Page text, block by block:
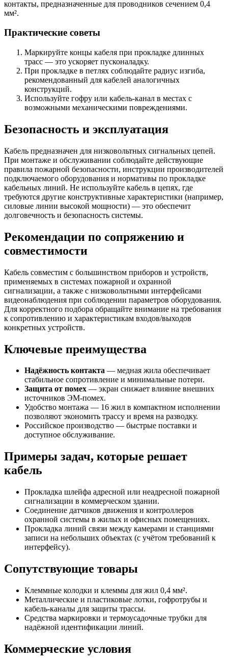
контакты, предназначенные для проводников сечением 0,4
мм².
Практические советы
Маркируйте концы кабеля при прокладке длинных
трасс — это ускоряет пусконаладку.
При прокладке в петлях соблюдайте радиус изгиба,
рекомендованный для кабелей аналогичных
конструкций.
Используйте гофру или кабель-канал в местах с
возможными механическими повреждениями.
Безопасность и эксплуатация
Кабель предназначен для низковольтных сигнальных цепей.
При монтаже и обслуживании соблюдайте действующие
правила пожарной безопасности, инструкции производителей
подключаемого оборудования и нормативы по прокладке
кабельных линий. Не используйте кабель в цепях, где
требуются другие конструктивные характеристики (например,
силовые линии высокой мощности) — это обеспечит
долговечность и безопасность системы.
Рекомендации по сопряжению и
совместимости
Кабель совместим с большинством приборов и устройств,
применяемых в системах пожарной и охранной
сигнализации, а также с низковольтными интерфейсами
видеонаблюдения при соблюдении параметров оборудования.
Для корректного подбора обращайте внимание на требования
к сопротивлению и характеристикам входов/выходов
конкретных устройств.
Ключевые преимущества
Надёжность контакта — медная жила обеспечивает
стабильное сопротивление и минимальные потери.
Защита от помех — экран снижает влияние внешних
источников ЭМ-помех.
Удобство монтажа — 16 жил в компактном исполнении
позволяют экономить трассу и время на разводку.
Российское производство — быстрые поставки и
доступное обслуживание.
Примеры задач, которые решает
кабель
Прокладка шлейфа адресной или неадресной пожарной
сигнализации в коммерческом здании.
Соединение датчиков движения и контроллеров
охранной системы в жилых и офисных помещениях.
Прокладка линий связи между камерами и станциями
записи на небольших объектах (с учётом требований к
интерфейсу).
Сопутствующие товары
Клеммные колодки и клеммы для жил 0,4 мм².
Металлические и пластиковые лотки, гофротрубы и
кабель-каналы для защиты трассы.
Средства маркировки и термоусадочные трубки для
надёжной идентификации линий.
Коммерческие условия